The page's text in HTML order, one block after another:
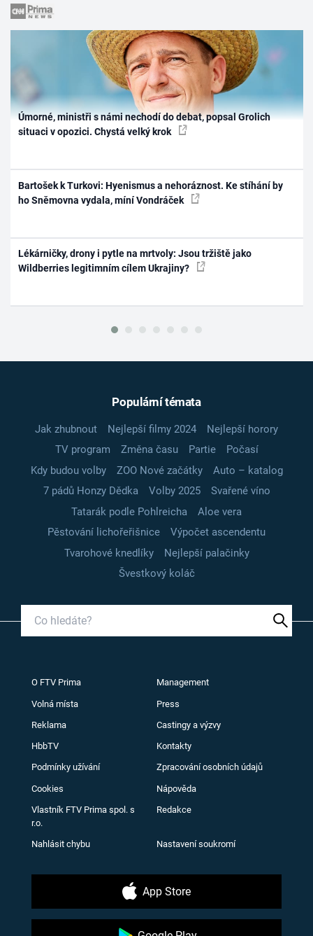
Úmorné, ministři s námi nechodí do debat, popsal Grolich
situaci v opozici. Chystá velký krok
Bartošek k Turkovi: Hyenismus a nehoráznost. Ke stíhání by
ho Sněmovna vydala, míní Vondráček
Lékárničky, drony i pytle na mrtvoly: Jsou tržiště jako
Wildberries legitimním cílem Ukrajiny?
Populární témata
Jak zhubnout Nejlepší filmy 2024
Nejlepší horory
TV program
Změna času Partie
Počasí
Kdy budou volby
ZOO Nové začátky
Auto – katalog
7 pádů Honzy Dědka
Volby 2025
Svařené víno
Tatarák podle Pohlreicha
Aloe vera
Pěstování lichořeřišnice
Výpočet ascendentu
Tvarohové knedlíky
Nejlepší palačinky
Švestkový koláč
O FTV Prima Management
Volná místa Press
Reklama Castingy a výzvy
HbbTV Kontakty
Podmínky užívání Zpracování osobních údajů
Cookies Nápověda
Vlastník FTV Prima spol. s
r.o.
Redakce
Nahlásit chybu Nastavení soukromí
App Store